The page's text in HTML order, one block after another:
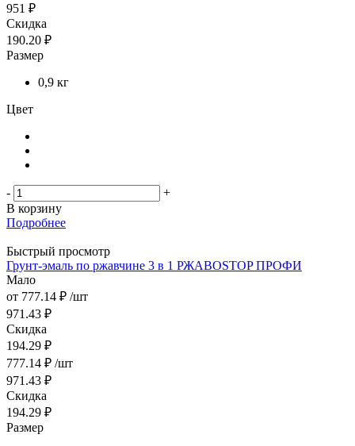
951 ₽
Скидка
190.20 ₽
Размер
0,9 кг
Цвет
-
+
В корзину
Подробнее
Быстрый просмотр
Грунт-эмаль по ржавчине 3 в 1 РЖАВОSTOP ПРОФИ
Мало
от 777.14 ₽ /шт
971.43 ₽
Скидка
194.29 ₽
777.14 ₽ /шт
971.43 ₽
Скидка
194.29 ₽
Размер